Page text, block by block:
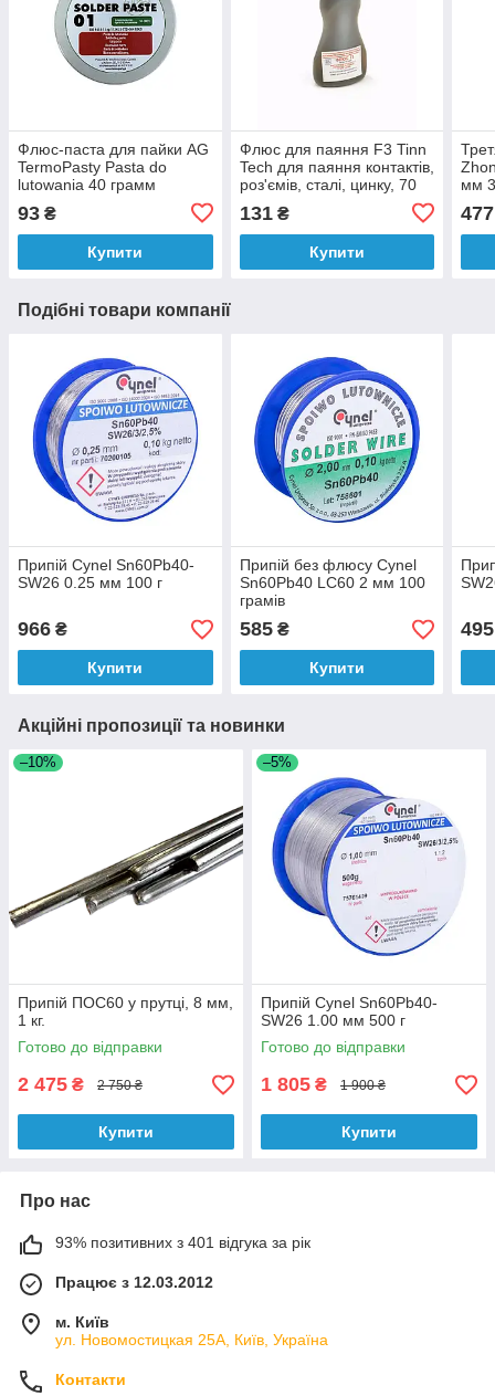
Флюс-паста для пайки AG
TermoPasty Pasta do
lutowania 40 грамм
93 ₴
Купити
Флюс для паяння F3 Tinn
Tech для паяння контактів,
роз'ємів, сталі, цинку, 70
131₴
Купити
мм
477
Подібні товари компанії
Припій Cynel Sn60Pb40-
SW26 0.25 мм 100 г
966 ₴
Купити
Припій без флюсу Cynel
Sn60Pb40 LC60 2 мм 100
грамів
585₴
Купити
495
Акційні пропозиції та новинки
–10%
Припій ПОС60 у прутці, 8 мм,
1 кг.
Готово до відправки
2 475 ₴ 2 750 ₴
Купити
–5%
Припій Cynel Sn60Pb40-
SW26 1.00 мм 500 г
Готово до відправки
1 805 ₴ 1 900 ₴
Купити
Про нас
93% позитивних з 401 відгука за рік
Працює з 12.03.2012
м. Київ
ул. Новомостицкая 25А, Київ, Україна
Контакти